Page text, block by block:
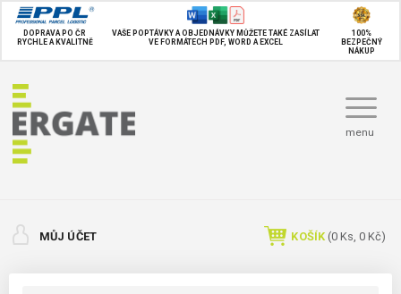
DOPRAVA PO ČR
RYCHLE A KVALITNĚ
VAŠE POPTÁVKY A OBJEDNÁVKY MŮŽETE TAKÉ ZASÍLAT
VE FORMÁTECH PDF, WORD A EXCEL
100%
BEZPEČNÝ
NÁKUP
menu
MŮJ ÚČET KOŠÍK (0 Ks, 0 Kč)